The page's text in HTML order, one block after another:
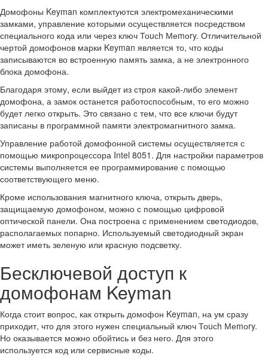
Домофоны Keyman комплектуются электромеханическими
замками, управление которыми осуществляется посредством
специального кода или через ключ Тоuсh Меmоry. Отличительной
чертой домофонов марки Keyman является то, что коды
записываются во встроенную память замка, а не электронного
блока домофона.
Благодаря этому, если выйдет из строя какой-либо элемент
домофона, а замок останется работоспособным, то его можно
будет легко открыть. Это связано с тем, что все ключи будут
записаны в программной памяти электромагнитного замка.
Управление работой домофонной системы осуществляется с
помощью микропроцессора Intel 8051. Для настройки параметров
системы выполняется ее программирование с помощью
соответствующего меню.
Кроме использования магнитного ключа, открыть дверь,
защищаемую домофоном, можно с помощью цифровой
оптической панели. Она построена с применением светодиодов,
располагаемых попарно. Используемый светодиодный экран
может иметь зеленую или красную подсветку.
Бесключевой доступ к
домофонам Keyman
Когда стоит вопрос, как открыть домофон Keyman, на ум сразу
приходит, что для этого нужен специальный ключ Тоuсh Меmоry.
Но оказывается можно обойтись и без него. Для этого
используется код или сервисные коды.